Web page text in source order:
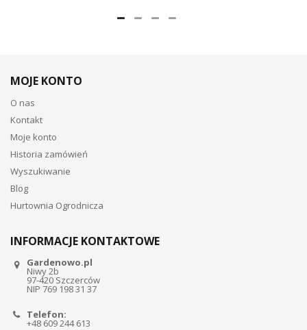
MOJE KONTO
O nas
Kontakt
Moje konto
Historia zamówień
Wyszukiwanie
Blog
Hurtownia Ogrodnicza
INFORMACJE KONTAKTOWE
Gardenowo.pl
Niwy 2b
97-420 Szczerców
NIP 769 198 31 37
Telefon:
+48 609 244 613